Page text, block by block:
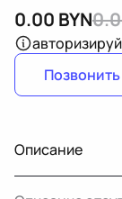
0.00 BYN
Позвонить
Описание